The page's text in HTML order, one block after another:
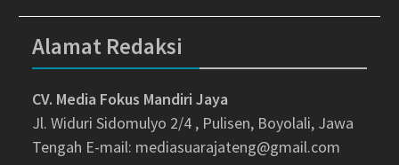
Alamat Redaksi
CV. Media Fokus Mandiri Jaya
Jl. Widuri Sidomulyo 2/4 , Pulisen, Boyolali, Jawa
Tengah E-mail: mediasuarajateng@gmail.com